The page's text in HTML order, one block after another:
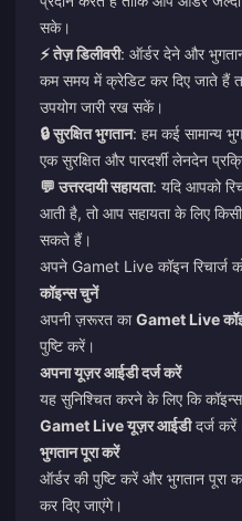
सके।
⚡ तेज़ डिलीवरी: ऑर्डर देने और
कम समय में क्रेडिट कर दिए जाते हैं
उपयोग जारी रख सकें।
🔒 सुरक्षित भुगतान: हम कई सामान्य
एक सुरक्षित और पारदर्शी लेनदेन
💬 उत्तरदायी सहायता: यदि आपको
आती है, तो आप सहायता के लिए किसी
सकते हैं।
अपने Gamet Live कॉइन रिचार्ज
कॉइन्स चुनें
अपनी ज़रूरत काGamet Live
पुष्टि करें।
अपना यूज़र आईडी दर्ज करें
यह सुनिश्चित करने के लिए कि
Gamet Live यूज़र आईडीदर्ज करें।
भुगतान पूरा करें
ऑर्डर की पुष्टि करें और भुगतान
कर दिए जाएंगे।